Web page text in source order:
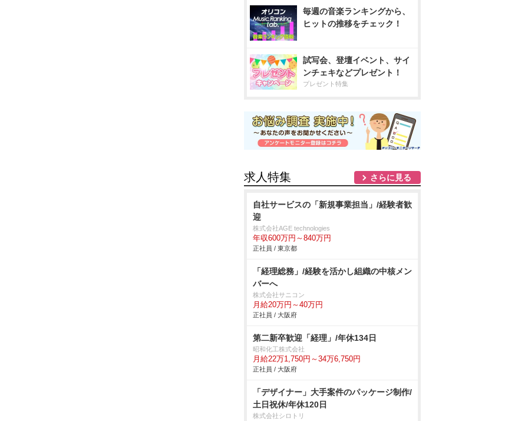
毎週の音楽ランキングから、
ヒットの推移をチェック！
試写会、登壇イベント、サイ
ンチェキなどプレゼント！
プレゼント特集
求人特集 さらに見る
自社サービスの「新規事業担当」/経験者歓
迎
株式会社AGE technologies
年収600万円～840万円
正社員 / 東京都
「経理総務」/経験を活かし組織の中核メン
バーへ
株式会社サニコン
月給20万円～40万円
正社員 / 大阪府
第二新卒歓迎「経理」/年休134日
昭和化工株式会社
月給22万1,750円～34万6,750円
正社員 / 大阪府
「デザイナー」大手案件のパッケージ制作/
土日祝休/年休120日
株式会社シロトリ